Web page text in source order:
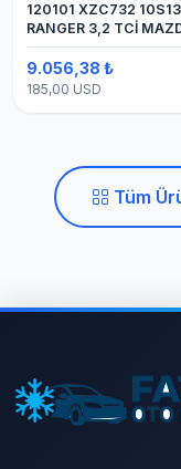
120101 XZC732 10S13
RANGER 3,2 TCİ
Y.M.
9.056,38 ₺
185,00 USD
Tüm